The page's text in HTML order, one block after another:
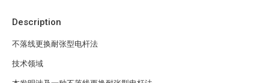
Description
不落线更换耐张型电杆法
技术领域